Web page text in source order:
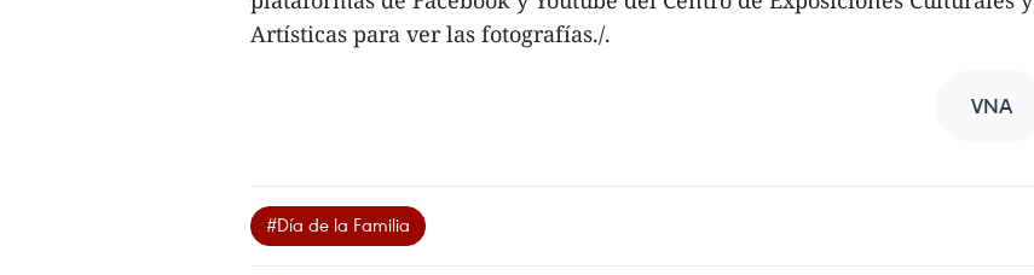
Artísticas para ver las fotografías./.
VNA
#Día de la Familia